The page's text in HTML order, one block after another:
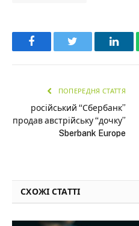
Facebook
ПОПЕРЕДНЯ СТАТТЯ
російський “Сбербанк”
продав австрійську “дочку”
Sberbank Europe
СХОЖІ СТАТТІ